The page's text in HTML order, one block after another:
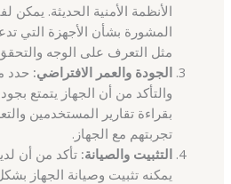
الأنظمة الأمنية الحديثة. يمكن
المشورة بشأن الأجهزة التي
مثل التعرف على الوجه والتحقق
الجودة والعمر الافتراضي: حدد
والتأكد من أن الجهاز يتمتع
بقراءة تقارير المستخدمين
تجربتهم مع الجهاز.
التثبيت والصيانة: تأكد من أن
يمكنه تثبيت وصيانة الجهاز